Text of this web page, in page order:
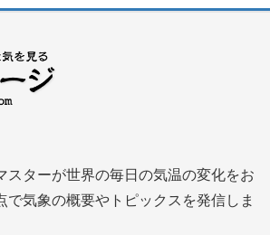
スターが世界の毎日の気温の変化をお
で気象の概要やトピックスを発信しま